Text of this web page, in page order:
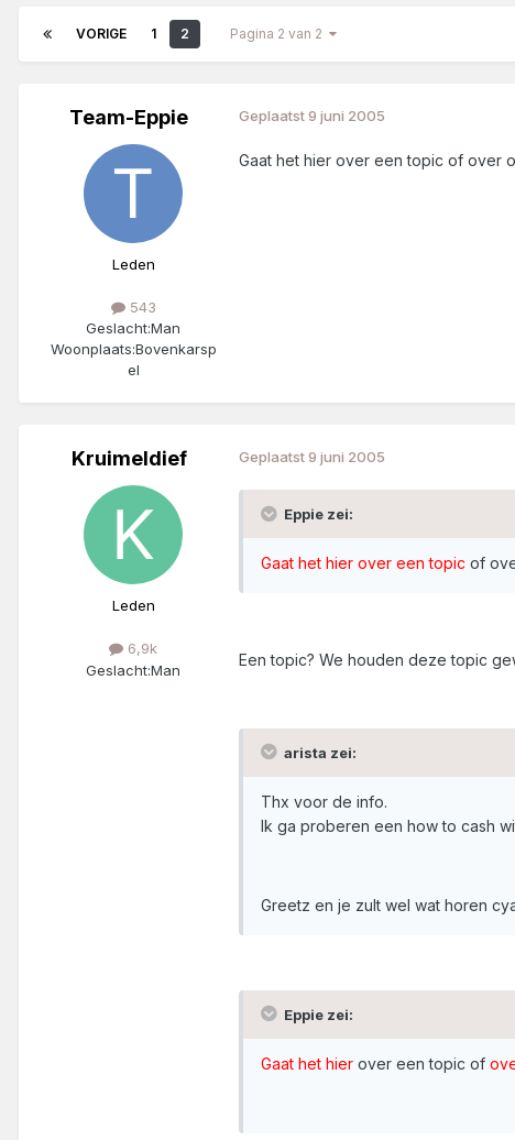
VORIGE 1 2 Pagina 2 van 2
Team-Eppie
Leden
543
Geslacht:Man
Woonplaats:Bovenkarsp
el
Geplaatst9 juni 2005
Gaat het hier over een topic of over
Kruimeldief
Leden
6,9k
Geslacht:Man
Geplaatst9 juni 2005
Eppie zei:
Gaat het hier over een topic of
Een topic? We houden deze topic
arista zei:
Thx voor de info.
Ik ga proberen een how to cash
Greetz en je zult wel wat horen
Eppie zei:
Gaat het hier over een topic of